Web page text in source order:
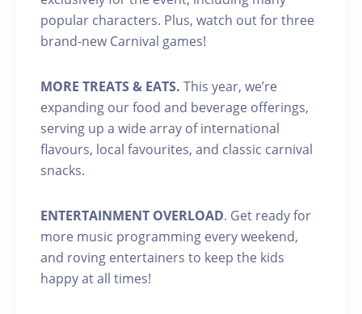
popular characters. Plus, watch out for three
brand-new Carnival games!
MORE TREATS & EATS. This year, we’re
expanding our food and beverage offerings,
serving up a wide array of international
flavours, local favourites, and classic carnival
snacks.
ENTERTAINMENT OVERLOAD. Get ready for
more music programming every weekend,
and roving entertainers to keep the kids
happy at all times!